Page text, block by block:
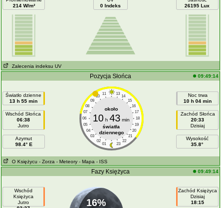
214 W/m²
0 Indeks
26195 Lux
Zalecenia indeksu UV
Pozycja Słońca 09:49:14
Światło dzienne
13 h 55 min
Wschód Słońca
06:38
Jutro
Azymut
98.4° E
11 13
10
14
09
15
08
16
07
17
06
18
05
19
04
20
03
21
02
22
01 23
około
10 h43 min
światła
dziennego
Noc trwa
10 h 04 min
Zachód Słońca
20:33
Dzisiaj
Wysokość
35.8°
O Księżycu - Zorza - Meteory - Mapa - ISS
Fazy Księżyca 09:49:14
Wschód
Księżyca
Jutro
16%
Zachód Księżyca
Dzisiaj
18:15